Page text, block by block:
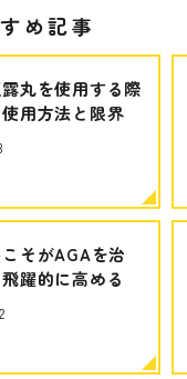
め記事
丸を使用する際
用方法と限界
そがAGAを治
躍的に高める